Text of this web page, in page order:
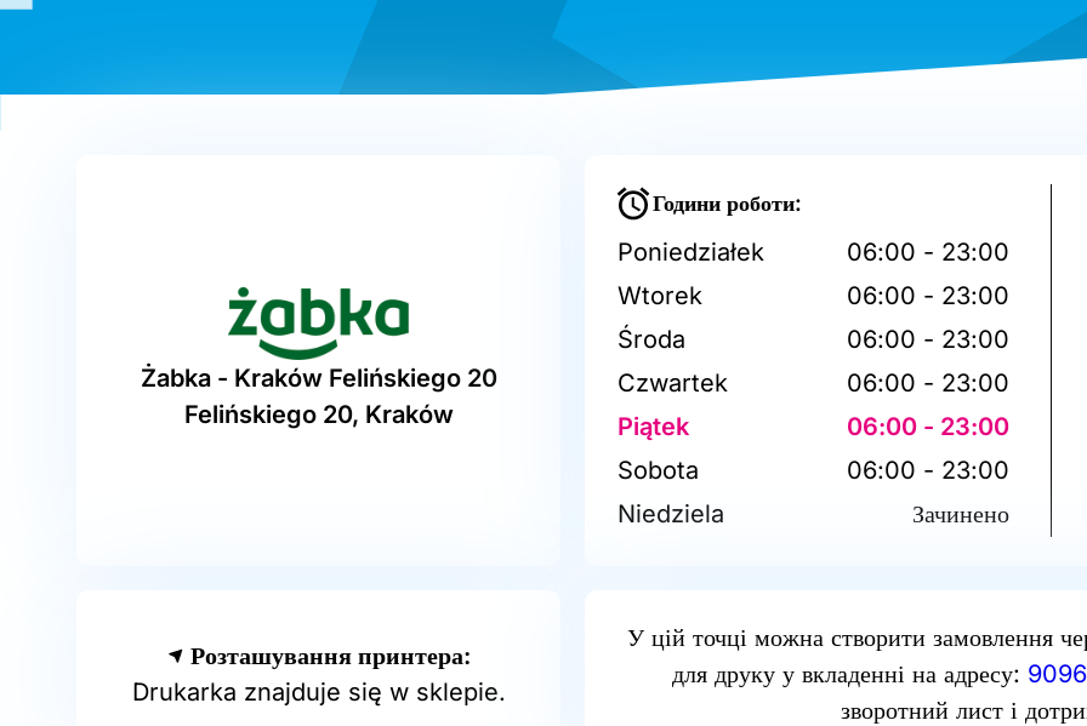
Żabka - Kraków Felińskiego 20
Felińskiego 20, Kraków
Години роботи:
Poniedziałek
06:00 - 23:00
Wtorek
06:00 - 23:00
Środa
06:00 - 23:00
Czwartek
06:00 - 23:00
Piątek
06:00 - 23:00
Sobota
06:00 - 23:00
Niedziela
Зачинено
Розташування принтера:
Drukarka znajduje się w sklepie.
У цій точці можна створити замовлення
для друку у вкладенні на адресу:
зворотний лист і